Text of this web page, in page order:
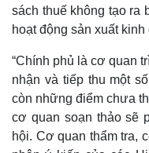
sách thuế không tạo ra
hoạt động sản xuất kinh
“Chính phủ là cơ quan
nhận và tiếp thu một
còn những điểm chưa
cơ quan soạn thảo sẽ
hội. Cơ quan thẩm tra,